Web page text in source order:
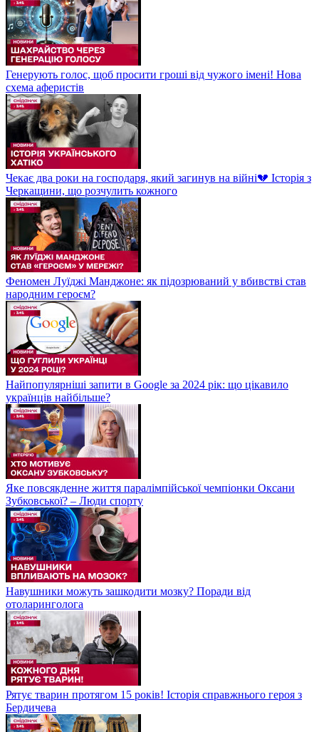
Генерують голос, щоб просити гроші від чужого імені! Нова
схема аферистів
Чекає два роки на господаря, який загинув на війні💔 Історія з
Черкащини, що розчулить кожного
Феномен Луїджі Манджоне: як підозрюваний у вбивстві став
народним героєм?
Найпопулярніші запити в Google за 2024 рік: що цікавило
українців найбільше?
Яке повсякденне життя паралімпійської чемпіонки Оксани
Зубковської? – Люди спорту
Навушники можуть зашкодити мозку? Поради від
отоларинголога
Рятує тварин протягом 15 років! Історія справжнього героя з
Бердичева